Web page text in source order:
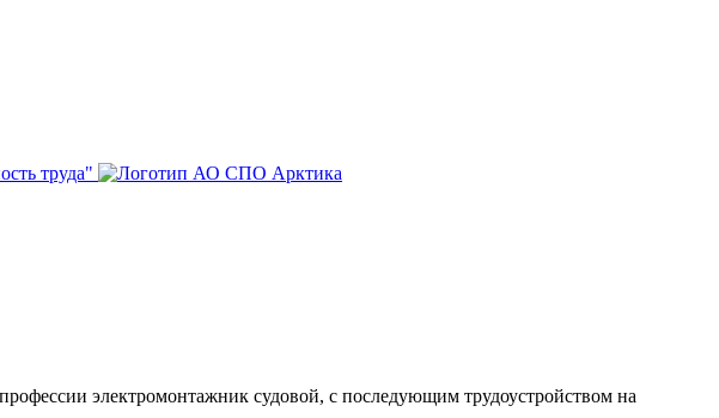
электромонтажник судовой, с последующим трудоустройством на